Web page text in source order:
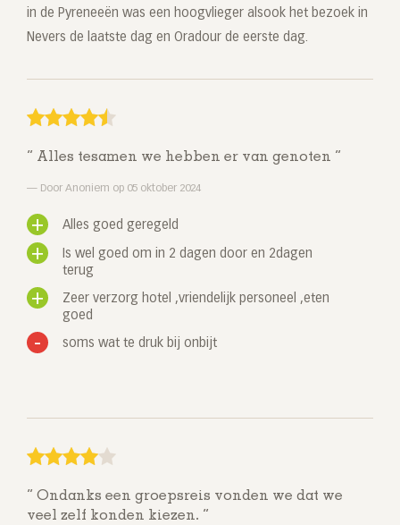
in de Pyreneeën was een hoogvlieger alsook het bezoek in
Nevers de laatste dag en Oradour de eerste dag.
Alles tesamen we hebben er van genoten
Door Anoniem op 05 oktober 2024
Alles goed geregeld
Is wel goed om in 2 dagen door en 2dagen
terug
Zeer verzorg hotel ,vriendelijk personeel ,eten
goed
soms wat te druk bij onbijt
Ondanks een groepsreis vonden we dat we
veel zelf konden kiezen.